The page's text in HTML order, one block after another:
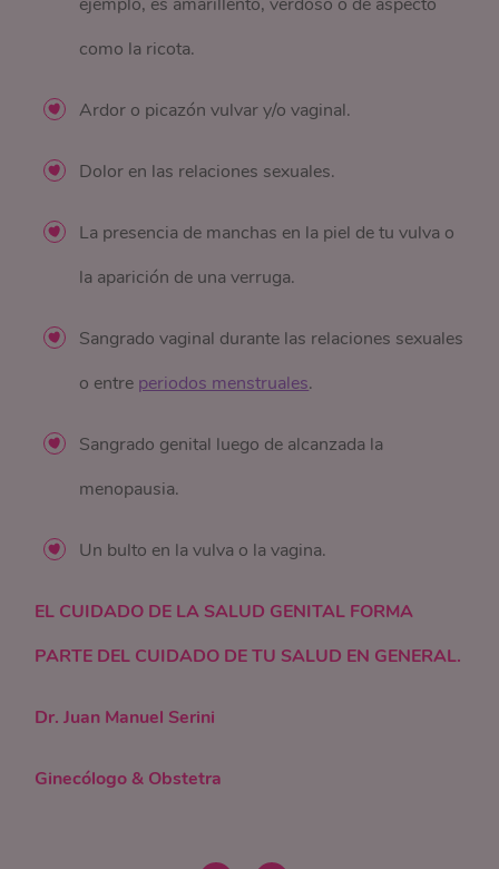
como la ricota.
Ardor o picazón vulvar y/o vaginal.
Dolor en las relaciones sexuales.
La presencia de manchas en la piel de tu vulva o
la aparición de una verruga.
Sangrado vaginal durante las relaciones sexuales
o entre periodos menstruales.
Sangrado genital luego de alcanzada la
menopausia.
Un bulto en la vulva o la vagina.
EL CUIDADO DE LA SALUD GENITAL FORMA
PARTE DEL CUIDADO DE TU SALUD EN GENERAL.
Dr. Juan Manuel Serini
Ginecólogo & Obstetra